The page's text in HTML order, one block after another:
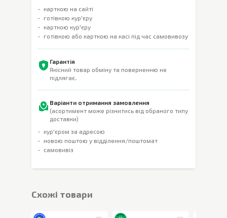
карткою на сайті
готівкою кур'єру
карткою кур'єру
готівкою або карткою на касі під час самовивозу
Гарантія
Якісний товар обміну та поверненню не
підлягає.
Варіанти отримання замовлення
(асортимент може різнитись від обраного типу
доставки)
кур'єром за адресою
новою поштою у відділення/поштомат
самовивіз
Cхожі товари